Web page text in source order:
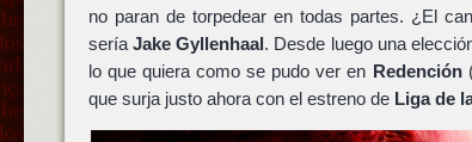
no paran de torpedear en todas partes. ¿El
sería Jake Gyllenhaal. Desde luego una
lo que quiera como se pudo ver en Redención
que surja justo ahora con el estreno de Liga de